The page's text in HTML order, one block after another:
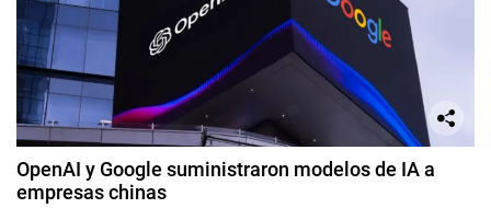
OpenAI y Google suministraron modelos de IA a
empresas chinas